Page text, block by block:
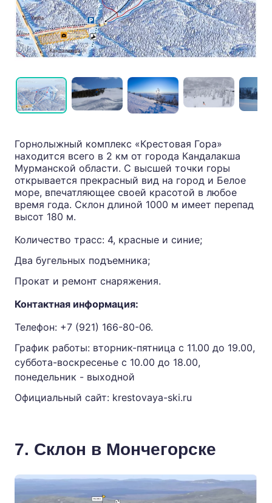
Горнолыжный комплекс «Крестовая Гора»
находится всего в 2 км от города Кандалакша
Мурманской области. С высшей точки горы
открывается прекрасный вид на город и Белое
море, впечатляющее своей красотой в любое
время года. Склон длиной 1000 м имеет перепад
высот 180 м.
Количество трасс: 4, красные и синие;
Два бугельных подъемника;
Прокат и ремонт снаряжения.
Контактная информация:
Телефон: +7 (921) 166-80-06.
График работы: вторник-пятница с 11.00 до 19.00,
суббота-воскресенье с 10.00 до 18.00,
понедельник - выходной
Официальный сайт: krestovaya-ski.ru
7. Склон в Мончегорске